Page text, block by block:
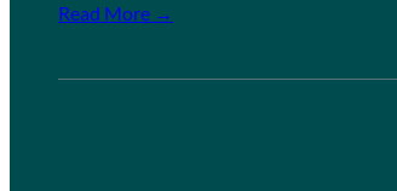
Read More →